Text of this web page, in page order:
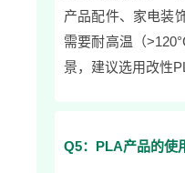
产品配件、家电装
需要耐高温（
景，建议选用改性
Q5：PLA产品的使